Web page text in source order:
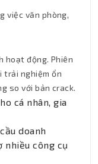
việc văn phòng,
hoạt động. Phiên
trải nghiệm ổn
so với bản crack.
cá nhân, gia
doanh
nhiều công cụ